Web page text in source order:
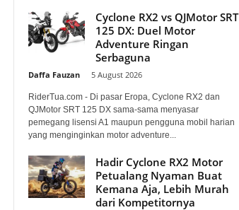
Cyclone RX2 vs QJMotor SRT
125 DX: Duel Motor
Adventure Ringan
Serbaguna
Daffa Fauzan 5 August 2026
RiderTua.com - Di pasar Eropa, Cyclone RX2 dan
QJMotor SRT 125 DX sama-sama menyasar
pemegang lisensi A1 maupun pengguna mobil harian
yang menginginkan motor adventure...
Hadir Cyclone RX2 Motor
Petualang Nyaman Buat
Kemana Aja, Lebih Murah
dari Kompetitornya